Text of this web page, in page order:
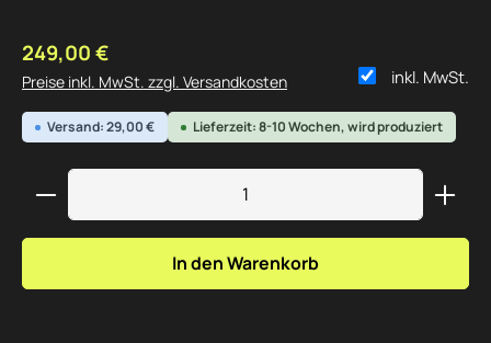
Regulärer Preis:
249,00 €
inkl. MwSt.
Preise inkl. MwSt. zzgl. Versandkosten
Versand: 29,00 € Lieferzeit: 8-10 Wochen, wird produziert
Produkt Anzahl: Gib den gewünschten Wert ein
In den Warenkorb